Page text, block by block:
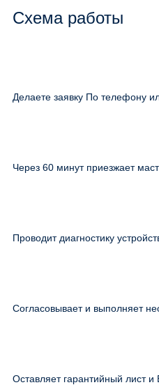
Схема работы
Делаете заявку По телефону
Через 60 минут приезжает
Проводит диагностику
Согласовывает и выполняет
Оставляет гарантийный лист